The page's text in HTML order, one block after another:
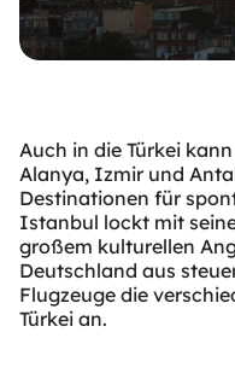
Auch in die Türkei
Alanya, Izmir und
Destinationen für
Istanbul lockt mit
großem kulturellen
Deutschland aus
Flugzeuge die
Türkei an.